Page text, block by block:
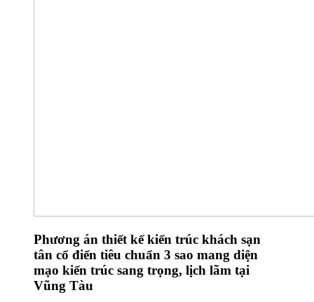
Phương án thiết kế kiến trúc khách sạn
tân cổ điển tiêu chuẩn 3 sao mang diện
mạo kiến trúc sang trọng, lịch lãm tại
Vũng Tàu